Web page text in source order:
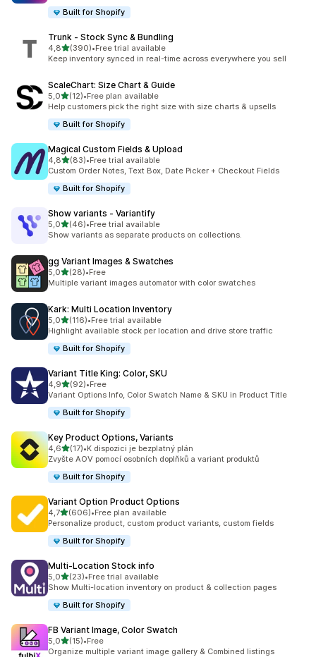
Built for Shopify
Trunk ‑ Stock Sync & Bundling
4,8z 5 hvězd
(390)
Celkový počet recenzí: 390
•Free trial available
Keep inventory synced in real-time across everywhere you sell
ScaleChart: Size Chart & Guide
5,0z 5 hvězd
(12)
Celkový počet recenzí: 12
•Free plan available
Help customers pick the right size with size charts & upsells
Built for Shopify
Magical Custom Fields & Upload
4,8z 5 hvězd
(83)
Celkový počet recenzí: 83
•Free trial available
Custom Order Notes, Text Box, Date Picker + Checkout Fields
Built for Shopify
Show variants ‑ Variantify
5,0z 5 hvězd
(46)
Celkový počet recenzí: 46
•Free trial available
Show variants as separate products on collections.
gg Variant Images & Swatches
5,0z 5 hvězd
(28)
Celkový počet recenzí: 28
•Free
Multiple variant images automator with color swatches
Kark: Multi Location Inventory
5,0z 5 hvězd
(116)
Celkový počet recenzí: 116
•Free trial available
Highlight available stock per location and drive store traffic
Built for Shopify
Variant Title King: Color, SKU
4,9z 5 hvězd
(92)
Celkový počet recenzí: 92
•Free
Variant Options Info, Color Swatch Name & SKU in Product Title
Built for Shopify
Key Product Options, Variants
4,6z 5 hvězd
(17)
Celkový počet recenzí: 17
•K dispozici je bezplatný plán
Zvyšte AOV pomocí osobních doplňků a variant produktů
Built for Shopify
Variant Option Product Options
4,7z 5 hvězd
(606)
Celkový počet recenzí: 606
•Free plan available
Personalize product, custom product variants, custom fields
Built for Shopify
Multi‑Location Stock info
5,0z 5 hvězd
(23)
Celkový počet recenzí: 23
•Free trial available
Show Multi-location inventory on product & collection pages
Built for Shopify
FB Variant Image, Color Swatch
5,0z 5 hvězd
(15)
Celkový počet recenzí: 15
•Free
Organize multiple variant image gallery & Combined listings